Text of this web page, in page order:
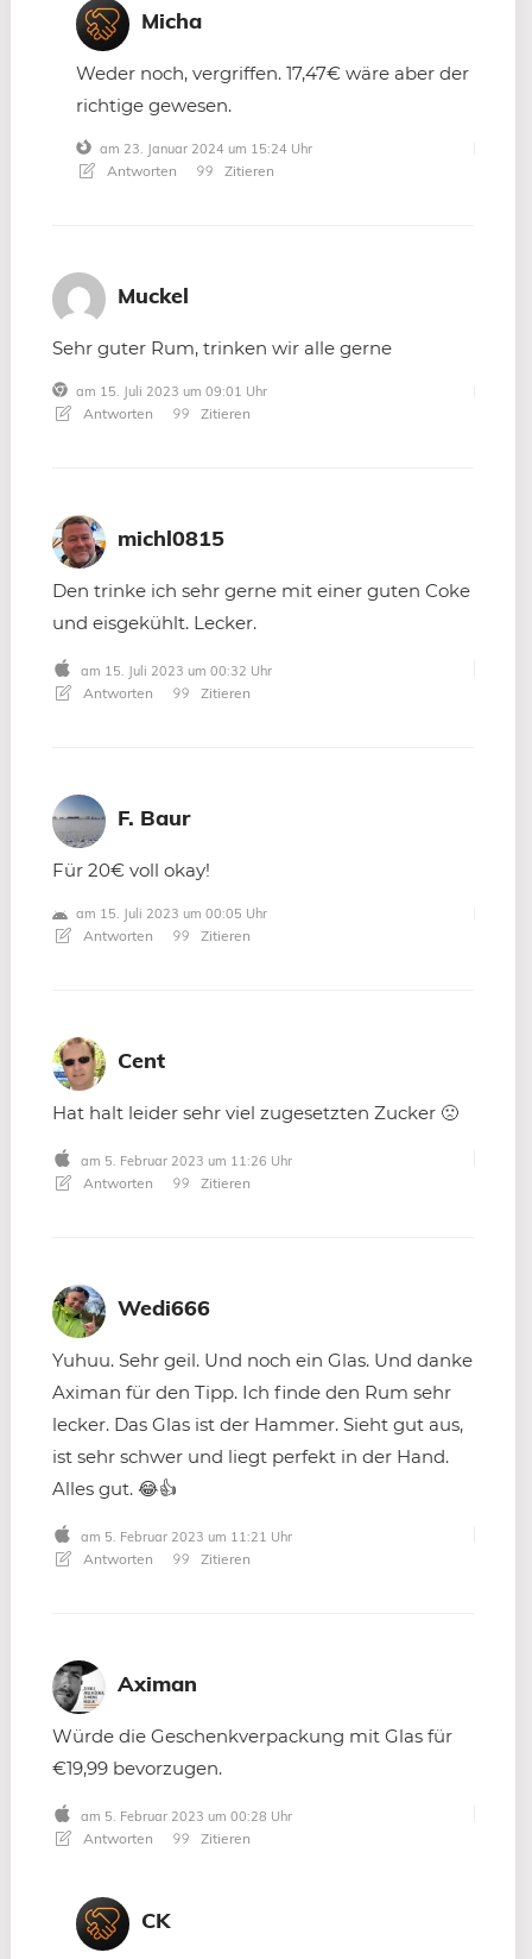
Micha
Weder noch, vergriffen. 17,47€ wäre aber der
richtige gewesen.
am 23. Januar 2024 um 15:24 Uhr
Antworten Zitieren
Muckel
Sehr guter Rum, trinken wir alle gerne
am 15. Juli 2023 um 09:01 Uhr
Antworten Zitieren
michl0815
Den trinke ich sehr gerne mit einer guten Coke
und eisgekühlt. Lecker.
am 15. Juli 2023 um 00:32 Uhr
Antworten Zitieren
F. Baur
Für 20€ voll okay!
am 15. Juli 2023 um 00:05 Uhr
Antworten Zitieren
Cent
Hat halt leider sehr viel zugesetzten Zucker 🙁
am 5. Februar 2023 um 11:26 Uhr
Antworten Zitieren
Wedi666
Yuhuu. Sehr geil. Und noch ein Glas. Und danke
Aximan für den Tipp. Ich finde den Rum sehr
lecker. Das Glas ist der Hammer. Sieht gut aus,
ist sehr schwer und liegt perfekt in der Hand.
Alles gut. 😂👍
am 5. Februar 2023 um 11:21 Uhr
Antworten Zitieren
Aximan
Würde die Geschenkverpackung mit Glas für
€19,99 bevorzugen.
am 5. Februar 2023 um 00:28 Uhr
Antworten Zitieren
CK